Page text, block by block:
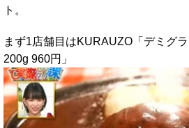
ト。
まず1店舗目はKURAUZO「デミグ
200g 960円」